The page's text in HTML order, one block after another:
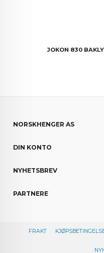
JOKON 830
NORSKHENGER AS
DIN KONTO
NYHETSBREV
PARTNERE
FRAKT